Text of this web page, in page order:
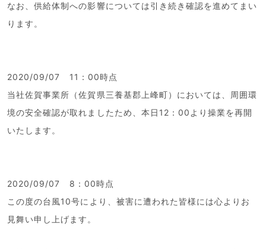
なお、供給体制への影響については引き続き確認を進めてまい
ります。
2020/09/07 11：00時点
当社佐賀事業所（佐賀県三養基郡上峰町）においては、周囲環
境の安全確認が取れましたため、本日12：00より操業を再開
いたします。
2020/09/07 8：00時点
この度の台風10号により、被害に遭われた皆様には心よりお
見舞い申し上げます。